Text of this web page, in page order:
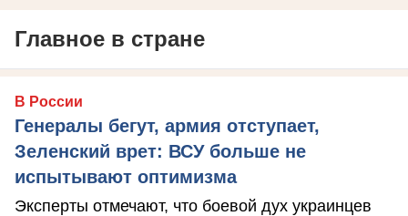
Главное в стране
В России
Генералы бегут, армия отступает,
Зеленский врет: ВСУ больше не
испытывают оптимизма
Эксперты отмечают, что боевой дух украинцев